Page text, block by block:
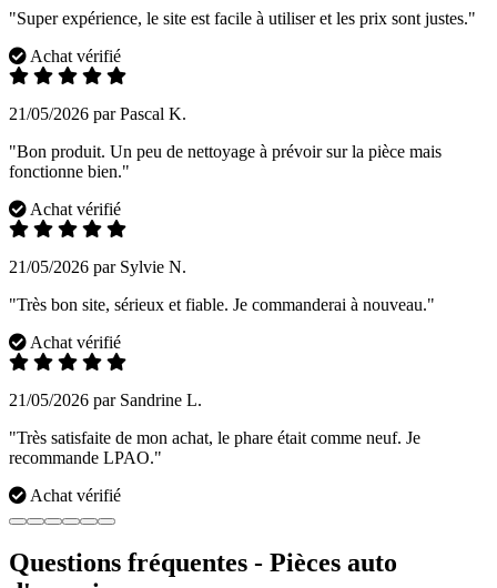
"Super expérience, le site est facile à utiliser et les prix sont justes."
Achat vérifié
21/05/2026 par Pascal K.
"Bon produit. Un peu de nettoyage à prévoir sur la pièce mais
fonctionne bien."
Achat vérifié
21/05/2026 par Sylvie N.
"Très bon site, sérieux et fiable. Je commanderai à nouveau."
Achat vérifié
21/05/2026 par Sandrine L.
"Très satisfaite de mon achat, le phare était comme neuf. Je
recommande LPAO."
Achat vérifié
Questions fréquentes - Pièces auto